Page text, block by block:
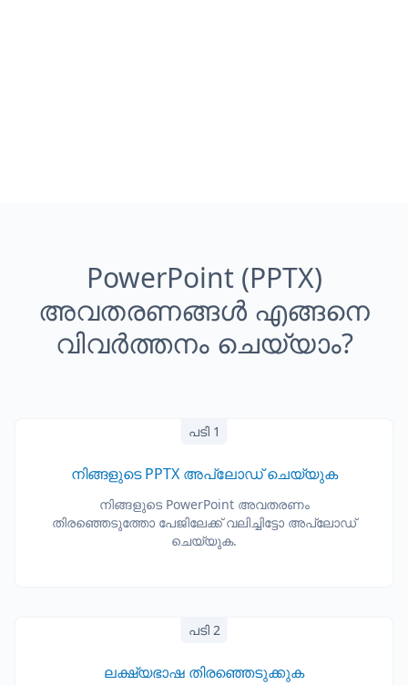
PowerPoint (PPTX)
അവതരണങ്ങൾ എങ്ങനെ
വിവർത്തനം ചെയ്യാം?
പടി 1
നിങ്ങളുടെ PPTX അപ്‌ലോഡ് ചെയ്യുക
നിങ്ങളുടെ PowerPoint അവതരണം
തിരഞ്ഞെടുത്തോ പേജിലേക്ക് വലിച്ചിട്ടോ അപ്‌ലോഡ്
ചെയ്യുക.
പടി 2
ലക്ഷ്യഭാഷ തിരഞ്ഞെടുക്കുക